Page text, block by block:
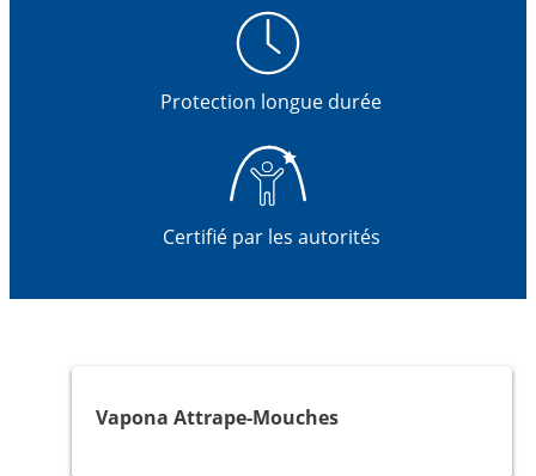
Protection longue durée
Certifié par les autorités
Vapona Attrape-Mouches